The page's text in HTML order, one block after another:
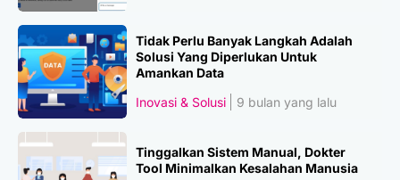
Tidak Perlu Banyak Langkah Adalah
Solusi Yang Diperlukan Untuk
Amankan Data
Inovasi & Solusi
9 bulan yang lalu
Tinggalkan Sistem Manual, Dokter
Tool Minimalkan Kesalahan Manusia